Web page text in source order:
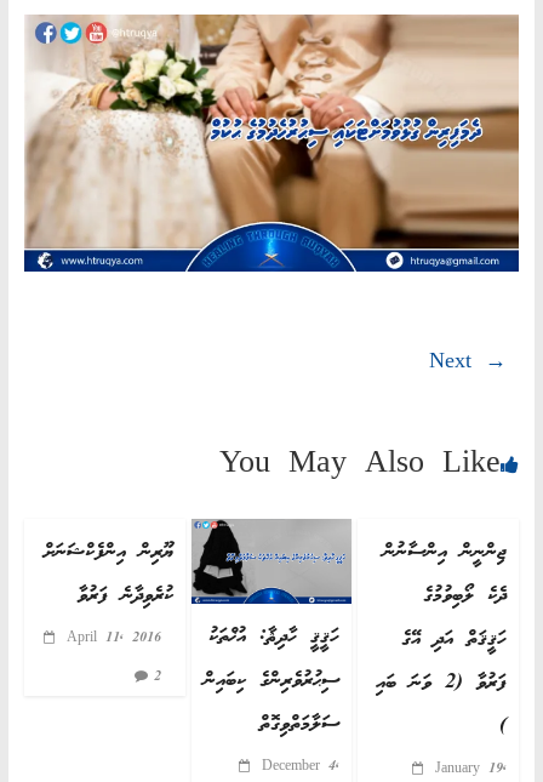
Next →
You May Also Like
ޔޫރިން އިންފެކްޝަނަށް
ކުރެވިދާނެ ފަރުވާ
April 11, 2016
2
ހަޤީޤީ ހާދިޘާ: އުޚްތަކު
ސިޙުރުވެރިންގެ ކިބައިން
ސަލާމަތްވިގޮތް
December 4,
ޖިންނީން އިންސާނުން
ދެކެ ލޯބިވުމުގެ
ހަޤީޤަތް އަދި އޭގެ
ފަރުވާ (2 ވަނަ ބައި
)
January 19,